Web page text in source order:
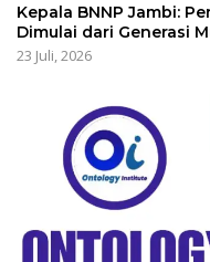
Kepala BNNP Jambi:
Dimulai dari Generasi
23 Juli, 2026